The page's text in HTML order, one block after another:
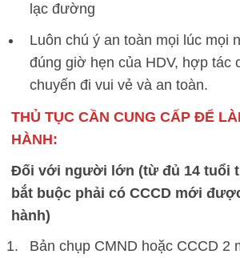
lạc đường
Luôn chú ý an toàn mọi lúc mọi
đúng giờ hẹn của HDV, hợp tác
chuyến đi vui vẻ và an toàn.
THỦ TỤC CẦN CUNG CẤP ĐỂ
HÀNH:
Đối với người lớn (từ đủ 14 tuổi
bắt buộc phải có CCCD mới
hành)
Bản chụp CMND hoặc CCCD 2